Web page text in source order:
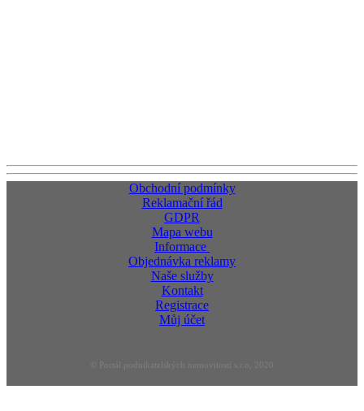
Obchodní podmínky
Reklamační řád
GDPR
Mapa webu
Informace
Objednávka reklamy
Naše služby
Kontakt
Registrace
Můj účet
© Portál podnikatelských nemovitostí s.r.o, 2020